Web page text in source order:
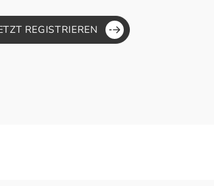
REGISTRIEREN